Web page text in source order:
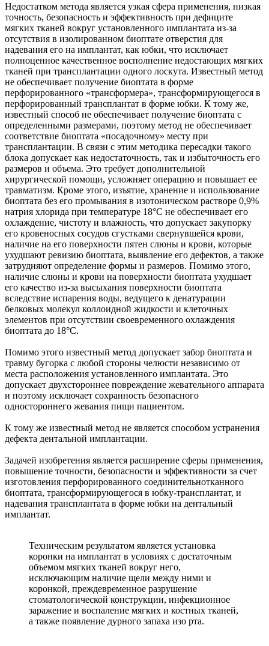
Недостатком метода является узкая сфера применения, низкая
точность, безопасность и эффективность при дефиците
мягких тканей вокруг установленного имплантата из-за
отсутствия в изолированном биоптате отверстия для
надевания его на имплантат, как юбки, что исключает
полноценное качественное восполнение недостающих мягких
тканей при трансплантации одного лоскута. Известный метод
не обеспечивает получение биоптата в форме
перфорированного «трансформера», трансформирующегося в
перфорированный трансплантат в форме юбки. К тому же,
известный способ не обеспечивает получение биоптата с
определенными размерами, поэтому метод не обеспечивает
соответствие биоптата «посадочному» месту при
трансплантации. В связи с этим методика пересадки такого
блока допускает как недостаточность, так и избыточность его
размеров и объема. Это требует дополнительной
хирургической помощи, усложняет операцию и повышает ее
травматизм. Кроме этого, изъятие, хранение и использование
биоптата без его промывания в изотоническом растворе 0,9%
натрия хлорида при температуре 18°C не обеспечивает его
охлаждение, чистоту и влажность, что допускает закупорку
его кровеносных сосудов сгустками свернувшейся крови,
наличие на его поверхности пятен слюны и крови, которые
ухудшают ревизию биоптата, выявление его дефектов, а также
затрудняют определение формы и размеров. Помимо этого,
наличие слюны и крови на поверхности биоптата ухудшает
его качество из-за высыхания поверхности биоптата
вследствие испарения воды, ведущего к денатурации
белковых молекул коллоидной жидкости и клеточных
элементов при отсутствии своевременного охлаждения
биоптата до 18°C.
Помимо этого известный метод допускает забор биоптата и
травму бугорка с любой стороны челюсти независимо от
места расположения установленного имплантата. Это
допускает двухстороннее повреждение жевательного аппарата
и поэтому исключает сохранность безопасного
одностороннего жевания пищи пациентом.
К тому же известный метод не является способом устранения
дефекта дентальной имплантации.
Задачей изобретения является расширение сферы применения,
повышение точности, безопасности и эффективности за счет
изготовления перфорированного соединительнотканного
биоптата, трансформирующегося в юбку-трансплантат, и
надевания трансплантата в форме юбки на дентальный
имплантат.
Техническим результатом является установка
коронки на имплантат в условиях с достаточным
объемом мягких тканей вокруг него,
исключающим наличие щели между ними и
коронкой, преждевременное разрушение
стоматологической конструкции, инфекционное
заражение и воспаление мягких и костных тканей,
а также появление дурного запаха изо рта.